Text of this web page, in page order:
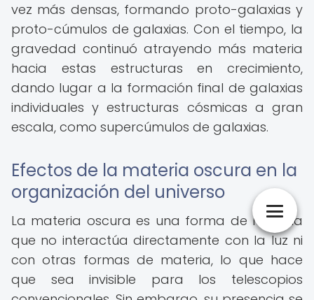
vez más densas, formando proto-galaxias y
proto-cúmulos de galaxias. Con el tiempo, la
gravedad continuó atrayendo más materia
hacia estas estructuras en crecimiento,
dando lugar a la formación final de galaxias
individuales y estructuras cósmicas a gran
escala, como supercúmulos de galaxias.
Efectos de la materia oscura en la
organización del universo
La materia oscura es una forma de materia
que no interactúa directamente con la luz ni
con otras formas de materia, lo que hace
que sea invisible para los telescopios